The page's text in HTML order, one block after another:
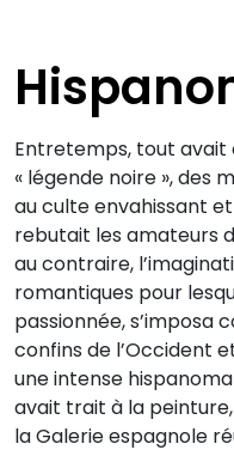
Entretemps, tout avait
« légende noire », des
au culte envahissant
rebutait les amateurs
au contraire,
romantiques pour
passionnée, s’imposa
confins de l’Occident
une intense
avait trait à la
la Galerie espagnole